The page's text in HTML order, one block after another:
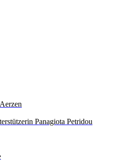
Panagiota Petridou